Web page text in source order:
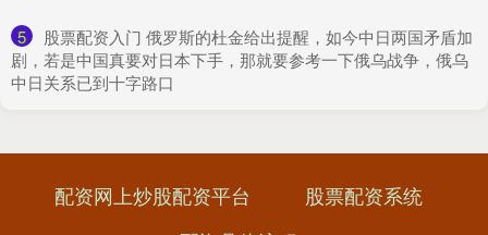
5
​股票配资入门 俄罗斯的杜金给出提醒，如今中日两国矛盾加
剧，若是中国真要对日本下手，那就要参考一下俄乌战争，俄乌
中日关系已到十字路口
配资网上炒股配资平台
股票配资系统